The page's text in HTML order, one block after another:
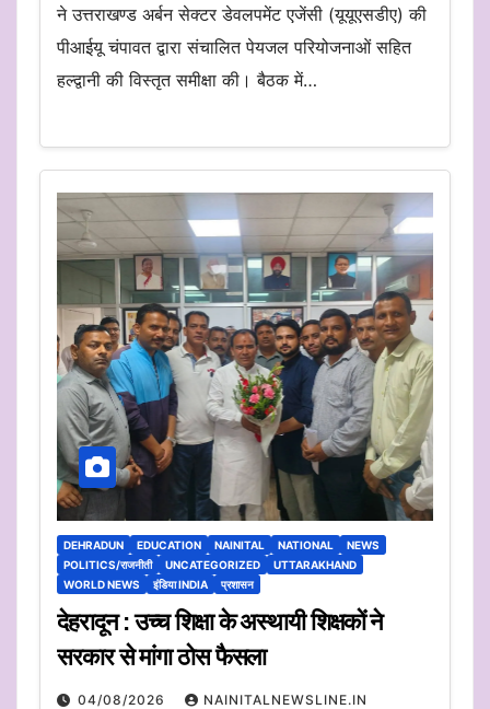
ने उत्तराखण्ड अर्बन सेक्टर डेवलपमेंट एजेंसी (यूयूएसडीए) की
पीआईयू चंपावत द्वारा संचालित पेयजल परियोजनाओं सहित
हल्द्वानी की विस्तृत समीक्षा की। बैठक में…
DEHRADUN EDUCATION NAINITAL NATIONAL
NEWS
POLITICS/राजनीती
UNCATEGORIZED
UTTARAKHAND
WORLD NEWS
इंडिया INDIA प्रशासन
देहरादून : उच्च शिक्षा के अस्थायी शिक्षकों ने
सरकार से मांगा ठोस फैसला
04/08/2026 NAINITALNEWSLINE.IN